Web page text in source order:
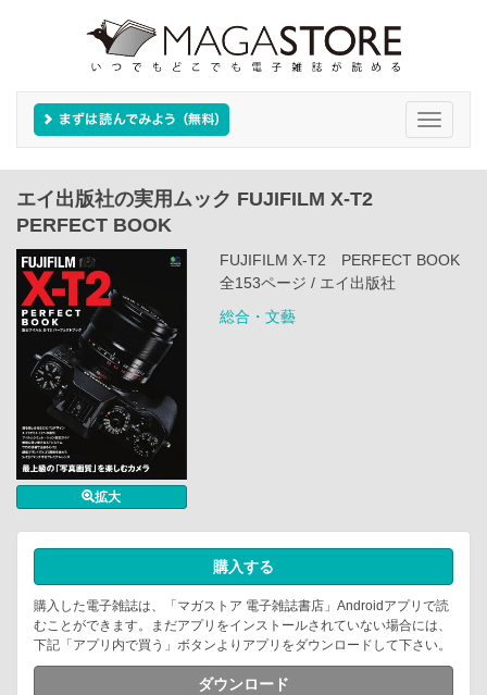
Toggle
エイ出版社の実用ムック FUJIFILM X-T2
PERFECT BOOK
拡大
FUJIFILM X-T2 PERFECT BOOK
全153ページ / エイ出版社
総合・文藝
購入する
購入した電子雑誌は、「マガストア 電子雑誌書店」Androidアプリで読
むことができます。まだアプリをインストールされていない場合には、
下記「アプリ内で買う」ボタンよりアプリをダウンロードして下さい。
ダウンロード